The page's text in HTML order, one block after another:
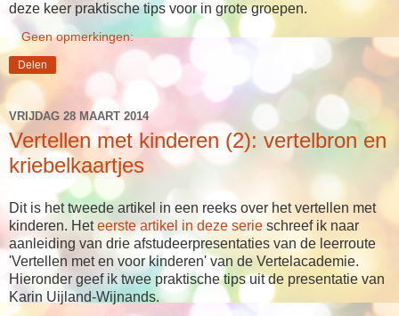
deze keer praktische tips voor in grote groepen.
Geen opmerkingen:
Delen
VRIJDAG 28 MAART 2014
Vertellen met kinderen (2): vertelbron en
kriebelkaartjes
Dit is het tweede artikel in een reeks over het vertellen met
kinderen. Heteerste artikel in deze serie schreef ik naar
aanleiding van drie afstudeerpresentaties van de leerroute
'Vertellen met en voor kinderen' van de Vertelacademie.
Hieronder geef ik twee praktische tips uit de presentatie van
Karin Uijland-Wijnands.